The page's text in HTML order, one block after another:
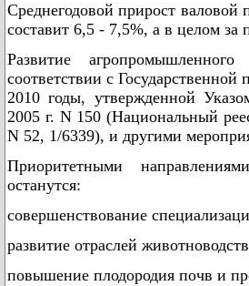
Среднегодовой прирост валовой
составит 6,5 - 7,5%, а в целом за
Развитие
соответствии с
2010 годы, утвержденной
2005 г. N 150 (Национальный
N 52, 1/6339), и другими
Приоритетными
останутся:
совершенствование
развитие отраслей
повышение плодородия почв и